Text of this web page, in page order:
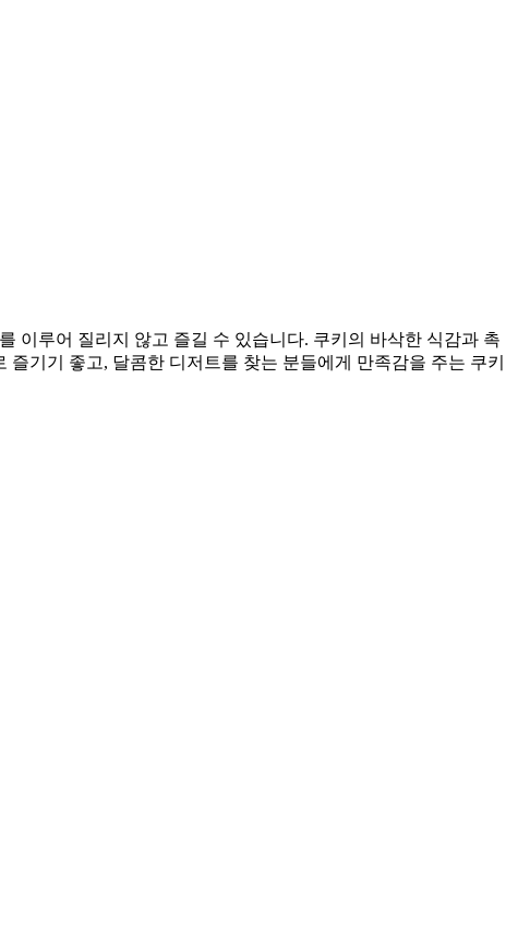
이루어 질리지 않고 즐길 수 있습니다. 쿠키의 바삭한 식감과 촉
기기 좋고, 달콤한 디저트를 찾는 분들에게 만족감을 주는 쿠키